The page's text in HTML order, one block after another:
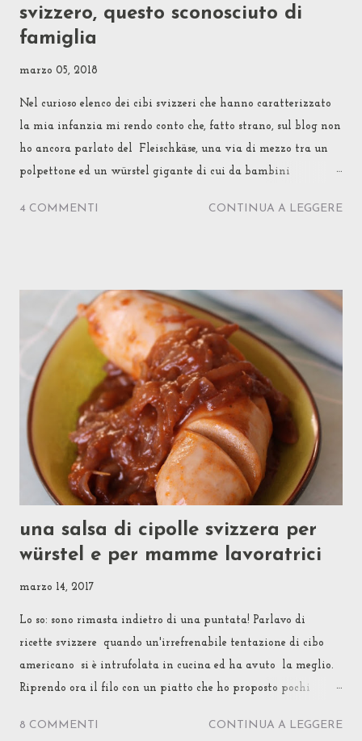
svizzero, questo sconosciuto di
famiglia
marzo 05, 2018
Nel curioso elenco dei cibi svizzeri che hanno caratterizzato
la mia infanzia mi rendo conto che, fatto strano, sul blog non
ho ancora parlato del Fleischkäse, una via di mezzo tra un
polpettone ed un würstel gigante di cui da bambini
in tavola come fosse prosciutto cotto o da infilare nei panini
per merenda con maionese, senape e cipolline sottaceto (Be'...
che c'è?! Se mia mamma per evitare che noi figli
mangiassimo troppa Nutella la teneva in frigo ad indurire,
così era più difficile da spalmare e sul pane se ne metteva di
meno, perché stupirsi di quella che lei invece considerava una
merenda "sana"?!) Altri amanti del Fleischkäse lo ...
4 COMMENTI CONTINUA A LEGGERE
una salsa di cipolle svizzera per
würstel e per mamme lavoratrici
marzo 14, 2017
Lo so: sono rimasta indietro di una puntata! Parlavo di
ricette svizzere quando un'irrefrenabile tentazione di cibo
americano si è intrufolata in cucina ed ha avuto la meglio.
Riprendo ora il filo con un piatto che ho proposto pochi
8 COMMENTI CONTINUA A LEGGERE